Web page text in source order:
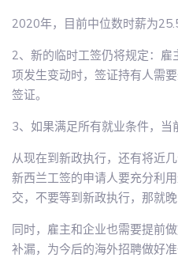
2020年，目前中位数时薪为
2、新的临时工签仍将规定：
项发生变动时，签证持有人需
签证。
3、如果满足所有就业条件，当
从现在到新政执行，还有将近
新西兰工签的申请人要充分利
交，不要等到新政执行，那就晚
同时，雇主和企业也需要提前
补漏，为今后的海外招聘做好准